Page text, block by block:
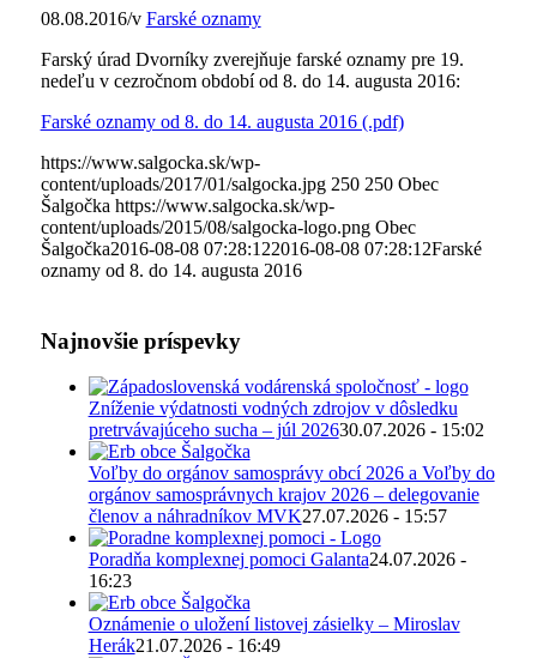
08.08.2016/v Farské oznamy
Farský úrad Dvorníky zverejňuje farské oznamy pre 19.
nedeľu v cezročnom období od 8. do 14. augusta 2016:
Farské oznamy od 8. do 14. augusta 2016 (.pdf)
https://www.salgocka.sk/wp-
content/uploads/2017/01/salgocka.jpg 250 250 Obec
Šalgočka https://www.salgocka.sk/wp-
content/uploads/2015/08/salgocka-logo.png Obec
Šalgočka2016-08-08 07:28:122016-08-08 07:28:12Farské
oznamy od 8. do 14. augusta 2016
Najnovšie príspevky
Zníženie výdatnosti vodných zdrojov v dôsledku
pretrvávajúceho sucha – júl 202630.07.2026 - 15:02
Voľby do orgánov samosprávy obcí 2026 a Voľby do
orgánov samosprávnych krajov 2026 – delegovanie
členov a náhradníkov MVK27.07.2026 - 15:57
Poradňa komplexnej pomoci Galanta24.07.2026 -
16:23
Oznámenie o uložení listovej zásielky – Miroslav
Herák21.07.2026 - 16:49